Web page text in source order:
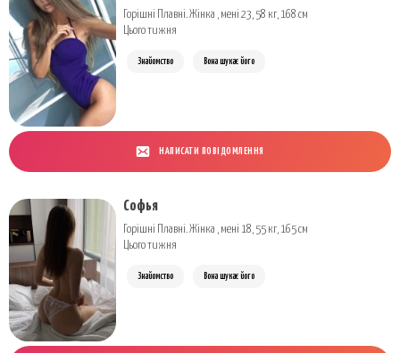
Горішні Плавні. Жінка , мені 23, 58 кг, 168 см
Цього тижня
Знайомство Вона шукає його
НАПИСАТИ ПОВІДОМЛЕННЯ
Софья
Горішні Плавні. Жінка , мені 18, 55 кг, 165 см
Цього тижня
Знайомство Вона шукає його